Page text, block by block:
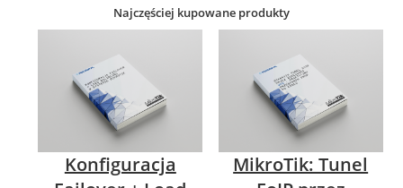
Najczęściej kupowane produkty
Konfiguracja
MikroTik: Tunel